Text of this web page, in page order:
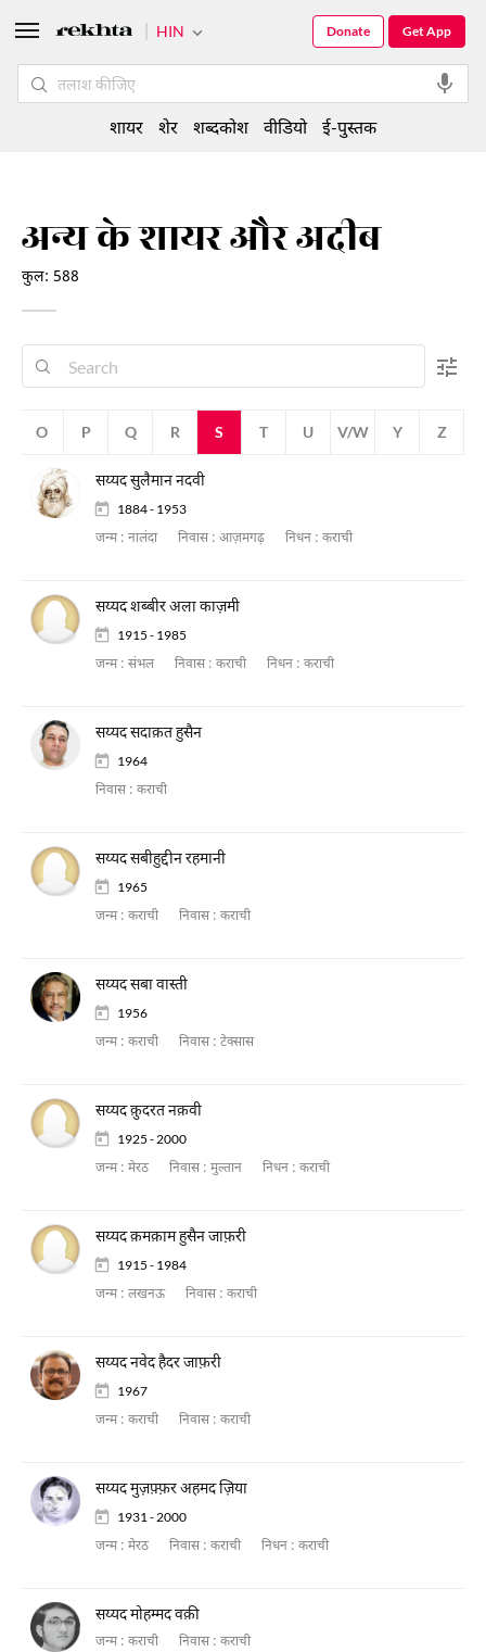
अन्य के शायर और अदीब
कुल: 588
O P Q R S T U V/W Y Z
सय्यद सुलैमान नदवी
1884 - 1953
जन्म : नालंदा निवास : आज़मगढ़ निधन : कराची
सय्यद शब्बीर अला काज़मी
1915 - 1985
जन्म : संभल निवास : कराची निधन : कराची
सय्यद सदाक़त हुसैन
1964
निवास : कराची
सय्यद सबीहुद्दीन रहमानी
1965
जन्म : कराची निवास : कराची
सय्यद सबा वास्ती
1956
जन्म : कराची निवास : टेक्सास
सय्यद क़ुदरत नक़वी
1925 - 2000
जन्म : मेरठ निवास : मुल्तान निधन : कराची
सय्यद क़मक़ाम हुसैन जाफ़री
1915 - 1984
जन्म : लखनऊ निवास : कराची
सय्यद नवेद हैदर जाफ़री
1967
जन्म : कराची निवास : कराची
सय्यद मुज़फ़्फ़र अहमद ज़िया
1931 - 2000
जन्म : मेरठ निवास : कराची निधन : कराची
सय्यद मोहम्मद वक़ी
जन्म : कराची निवास : कराची
HIN Get App
Donate
शायर शेर शब्दकोश वीडियो ई-पुस्तक